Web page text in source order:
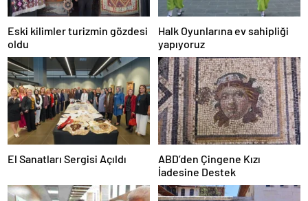
Eski kilimler turizmin gözdesi
oldu
Halk Oyunlarına ev sahipliği
yapıyoruz
El Sanatları Sergisi Açıldı
ABD’den Çingene Kızı
İadesine Destek